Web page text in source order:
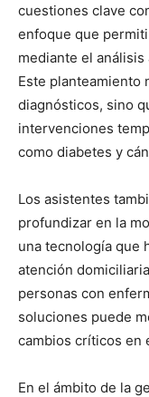
cuestiones clave
enfoque que
mediante el
Este planteamiento
diagnósticos, sino
intervenciones
como diabetes y
Los asistentes
profundizar en la
una tecnología que
atención
personas con
soluciones puede
cambios críticos en
En el ámbito de la